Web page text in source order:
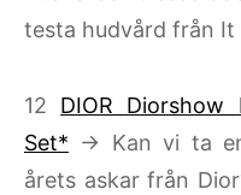
testa hudvård från It
12 DIOR Diorshow
Set* → Kan vi ta
årets askar från